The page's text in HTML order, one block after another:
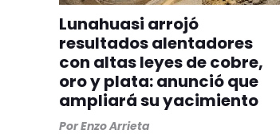
Lunahuasi arrojó
resultados alentadores
con altas leyes de cobre,
oro y plata: anunció que
ampliará su yacimiento
PorEnzo Arrieta